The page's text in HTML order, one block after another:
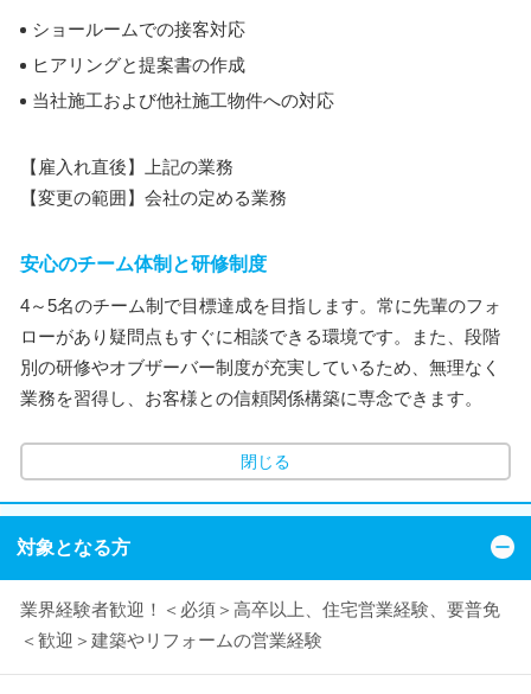
ショールームでの接客対応
ヒアリングと提案書の作成
当社施工および他社施工物件への対応
【雇入れ直後】上記の業務
【変更の範囲】会社の定める業務
安心のチーム体制と研修制度
4～5名のチーム制で目標達成を目指します。常に先輩のフォ
ローがあり疑問点もすぐに相談できる環境です。また、段階
別の研修やオブザーバー制度が充実しているため、無理なく
業務を習得し、お客様との信頼関係構築に専念できます。
閉じる
対象となる方
業界経験者歓迎！＜必須＞高卒以上、住宅営業経験、要普免
＜歓迎＞建築やリフォームの営業経験